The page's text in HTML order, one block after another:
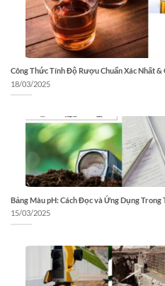
Công Thức Tính Độ Rượu Chuẩn Xác Nhất &
18/03/2025
Bảng Màu pH: Cách Đọc và Ứng Dụng Trong
15/03/2025